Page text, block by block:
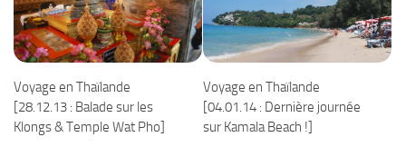
Voyage en Thaïlande
[28.12.13 : Balade sur les
Klongs & Temple Wat Pho]
Voyage en Thaïlande
[04.01.14 : Dernière journée
sur Kamala Beach !]